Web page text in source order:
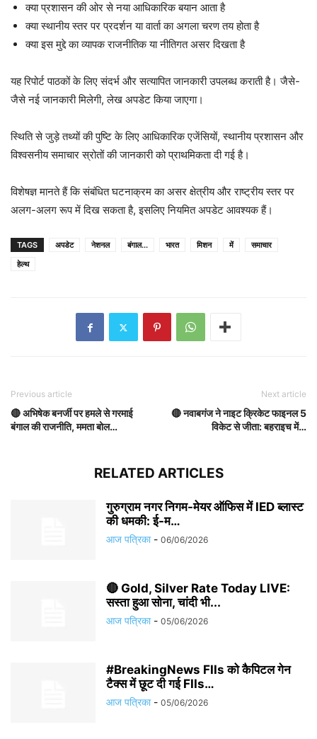
क्या प्रशासन की ओर से नया आधिकारिक बयान आता है
क्या स्थानीय स्तर पर प्रदर्शन या वार्ता का अगला चरण तय होता है
क्या इस मुद्दे का व्यापक राजनीतिक या नीतिगत असर दिखता है
यह रिपोर्ट पाठकों के लिए संदर्भ और सत्यापित जानकारी उपलब्ध कराती है। जैसे-
जैसे नई जानकारी मिलेगी, लेख अपडेट किया जाएगा।
स्थिति से जुड़े तथ्यों की पुष्टि के लिए आधिकारिक एजेंसियों, स्थानीय प्रशासन और
विश्वसनीय समाचार स्रोतों की जानकारी को प्राथमिकता दी गई है।
विशेषज्ञ मानते हैं कि संबंधित घटनाक्रम का असर क्षेत्रीय और राष्ट्रीय स्तर पर
अलग-अलग रूप में दिख सकता है, इसलिए नियमित अपडेट आवश्यक हैं।
TAGS अपडेट नेशनल बंगाल... भारत मिशन में
समाचार
हेल्थ
Previous article
🔴 अभिषेक बनर्जी पर हमले से गरमाई
बंगाल की राजनीति, ममता बोल…
Next article
🔴 नवाबगंज ने नाइट क्रिकेट फाइनल 5
विकेट से जीता: बहराइच में…
RELATED ARTICLES
गुरुग्राम नगर निगम-मेयर ऑफिस में IED ब्लास्ट
की धमकी: ई-म…
आज पत्रिका - 06/06/2026
🔴 Gold, Silver Rate Today LIVE:
सस्ता हुआ सोना, चांदी भी...
आज पत्रिका - 05/06/2026
#BreakingNews FIIs को कैपिटल गेन
टैक्स में छूट दी गई FIIs…
आज पत्रिका - 05/06/2026